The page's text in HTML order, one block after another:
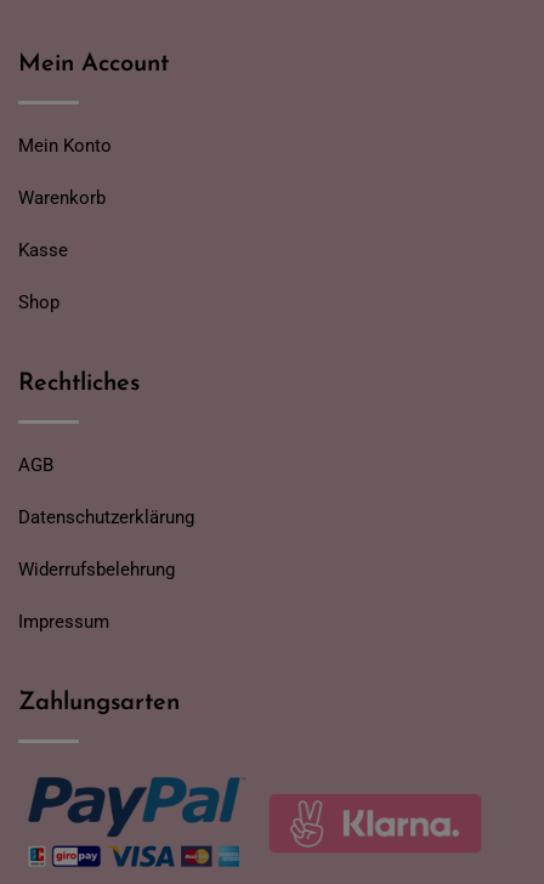
Mein Account
Mein Konto
Warenkorb
Kasse
Shop
Rechtliches
AGB
Datenschutzerklärung
Widerrufsbelehrung
Impressum
Zahlungsarten